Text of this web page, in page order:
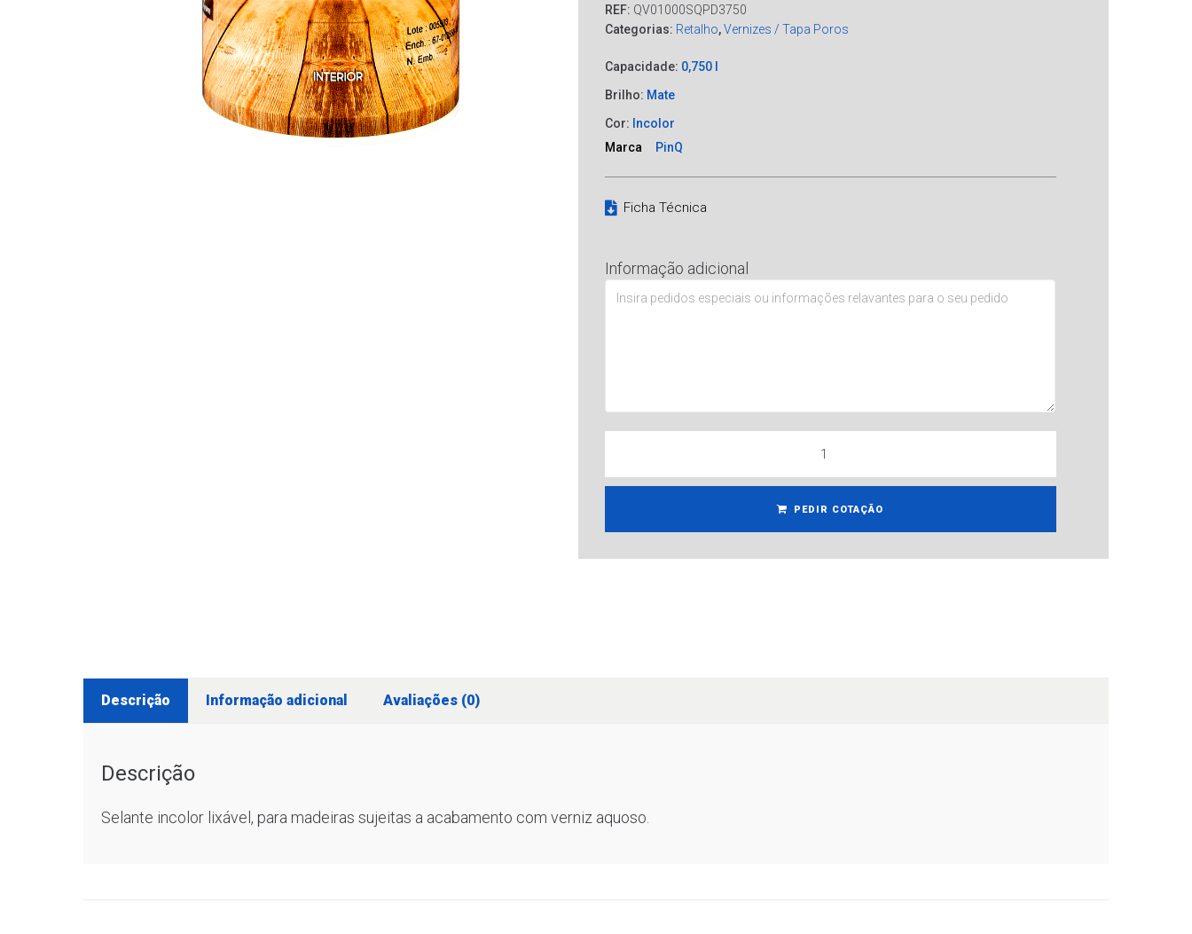
REF: QV01000SQPD3750
Categorias: Retalho,Vernizes / Tapa Poros
Capacidade: 0,750 l
Brilho: Mate
Cor: Incolor
Marca
PinQ
Ficha Técnica
Informação adicional
PEDIR COTAÇÃO
Descrição Informação adicional Avaliações (0)
Descrição
Selante incolor lixável, para madeiras sujeitas a acabamento com verniz aquoso.